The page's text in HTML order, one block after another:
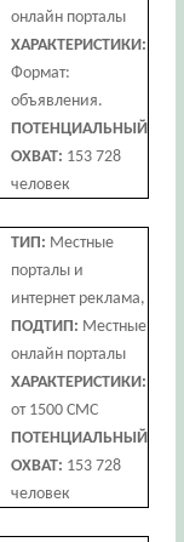
онлайн порталы
ХАРАКТЕРИСТИКИ:
Формат:
объявления.
ПОТЕНЦИАЛЬНЫЙ
ОХВАТ: 153 728
человек
ТИП: Местные
порталы и
интернет реклама,
ПОДТИП: Местные
онлайн порталы
ХАРАКТЕРИСТИКИ:
от 1500 СМС
ПОТЕНЦИАЛЬНЫЙ
ОХВАТ: 153 728
человек